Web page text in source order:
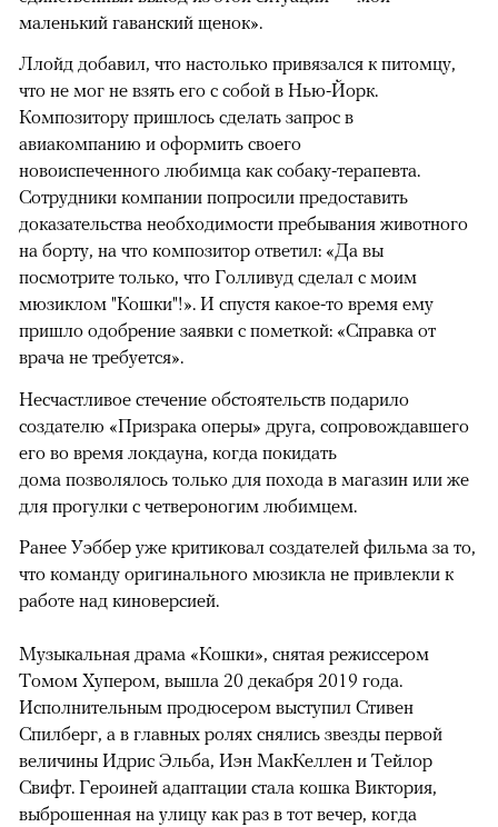
маленький гаванский щенок».
Ллойд добавил, что настолько привязался к питомцу,
что не мог не взять его с собой в Нью-Йорк.
Композитору пришлось сделать запрос в
авиакомпанию и оформить своего
новоиспеченного любимца как собаку-терапевта.
Сотрудники компании попросили предоставить
доказательства необходимости пребывания животного
на борту, на что композитор ответил: «Да вы
посмотрите только, что Голливуд сделал с моим
мюзиклом "Кошки"!». И спустя какое-то время ему
пришло одобрение заявки с пометкой: «Справка от
врача не требуется».
Несчастливое стечение обстоятельств подарило
создателю «Призрака оперы» друга, сопровождавшего
его во время локдауна, когда покидать
дома позволялось только для похода в магазин или же
для прогулки с четвероногим любимцем.
Ранее Уэббер уже критиковал создателей фильма за то,
что команду оригинального мюзикла не привлекли к
работе над киноверсией.
Музыкальная драма «Кошки», снятая режиссером
Томом Хупером, вышла 20 декабря 2019 года.
Исполнительным продюсером выступил Стивен
Спилберг, а в главных ролях снялись звезды первой
величины Идрис Эльба, Иэн МакКеллен и Тейлор
Свифт. Героиней адаптации стала кошка Виктория,
выброшенная на улицу как раз в тот вечер, когда